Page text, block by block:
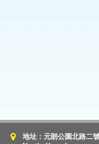
地址：元朗公園北路二